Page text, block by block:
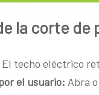
la corte
El techo eléctrico
el usuario: Abra